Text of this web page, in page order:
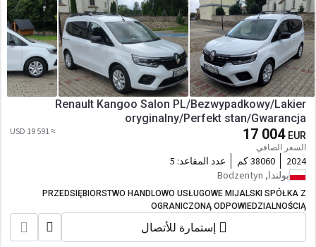
Renault Kangoo Salon PL/Bezwypadkowy/Lakier
oryginalny/Perfekt stan/Gwarancja
17 004 EUR
السعر الصافي
≈ 19 591 USD
2024 38060 كم عدد المقاعد: 5
بولندا, Bodzentyn
PRZEDSIĘBIORSTWO HANDLOWO USŁUGOWE MIJALSKI SPÓŁKA Z
OGRANICZONĄ ODPOWIEDZIALNOŚCIĄ
إستمارة للأتصال